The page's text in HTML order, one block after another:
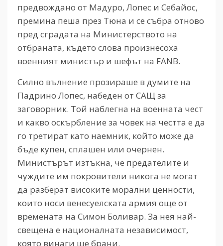
предвождано от Мадуро, Лопес и Себайос,
премина пеша през Тюна и се събра отново
пред сградата на Министерството на
отбраната, където слова произнесоха
военният министър и шефът на FANB.
Силно вълнение прозираше в думите на
Падрино Лопес, набеден от САЩ за
заговорник. Той наблегна на военната чест
и какво оскърбление за човек на честта е да
го третират като наемник, който може да
бъде купен, сплашен или очернен.
Министърът изтъкна, че предателите и
чуждите им покровители никога не могат
да разберат високите морални ценности,
които носи венесуелската армия още от
времената на Симон Боливар. За нея най-
свещена е националната независимост,
която винаги ще брани.